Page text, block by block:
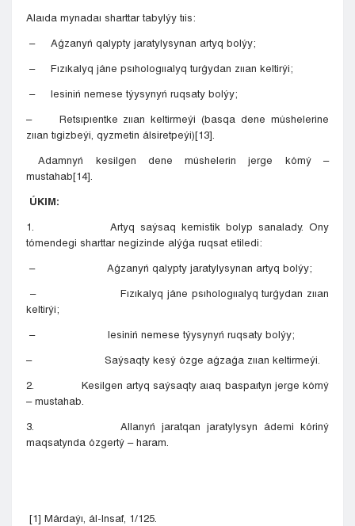
Alaıda mynadaı sharttar tabylýy tıis:
– Aǵzanyń qalypty jaratylysynan artyq bolýy;
– Fızıkalyq jáne psıhologııalyq turǵydan zııan keltirýi;
– Iesiniń nemese týysynyń ruqsaty bolýy;
– Retsıpıentke zııan keltirmeýi (basqa dene múshelerine
zııan tıgizbeýi, qyzmetin álsiretpeýi)[13].
Adamnyń kesilgen dene múshelerin jerge kómý –
mustahab[14].
ÚKIM:
1. Artyq saýsaq kemistik bolyp sanalady. Ony
tómendegi sharttar negizinde alýǵa ruqsat etiledi:
– Aǵzanyń qalypty jaratylysynan artyq bolýy;
– Fızıkalyq jáne psıhologııalyq turǵydan zııan
keltirýi;
– Iesiniń nemese týysynyń ruqsaty bolýy;
– Saýsaqty kesý ózge aǵzaǵa zııan keltirmeýi.
2. Kesilgen artyq saýsaqty aıaq baspaıtyn jerge kómý
– mustahab.
3. Allanyń jaratqan jaratylysyn ádemi kóriný
maqsatynda ózgertý – haram.
[1] Márdaýı, ál-Insaf, 1/125.